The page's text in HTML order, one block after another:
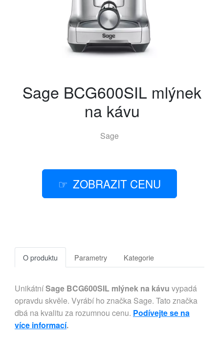
Sage BCG600SIL mlýnek
na kávu
Sage
ZOBRAZIT CENU
O produktu Parametry Kategorie
UnikátníSage BCG600SIL mlýnek na kávu vypadá
opravdu skvěle. Vyrábí ho značka Sage. Tato značka
dbá na kvalitu za rozumnou cenu. Podívejte se na
více informací.